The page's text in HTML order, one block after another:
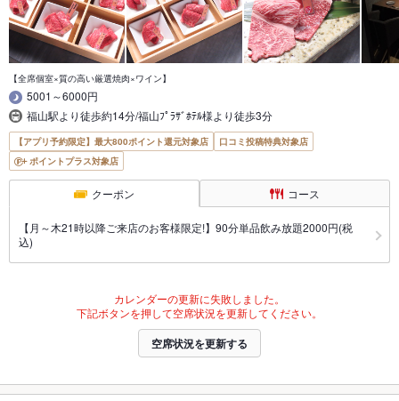
【全席個室×質の高い厳選焼肉×ワイン】
5001～6000円
福山駅より徒歩約14分/福山ﾌﾟﾗｻﾞﾎﾃﾙ様より徒歩3分
【アプリ予約限定】最大800ポイント還元対象店
口コミ投稿特典対象店
ポイントプラス対象店
クーポン コース
【月～木21時以降ご来店のお客様限定!】90分単品飲み放題2000円(税
込)
カレンダーの更新に失敗しました。
下記ボタンを押して空席状況を更新してください。
空席状況を更新する